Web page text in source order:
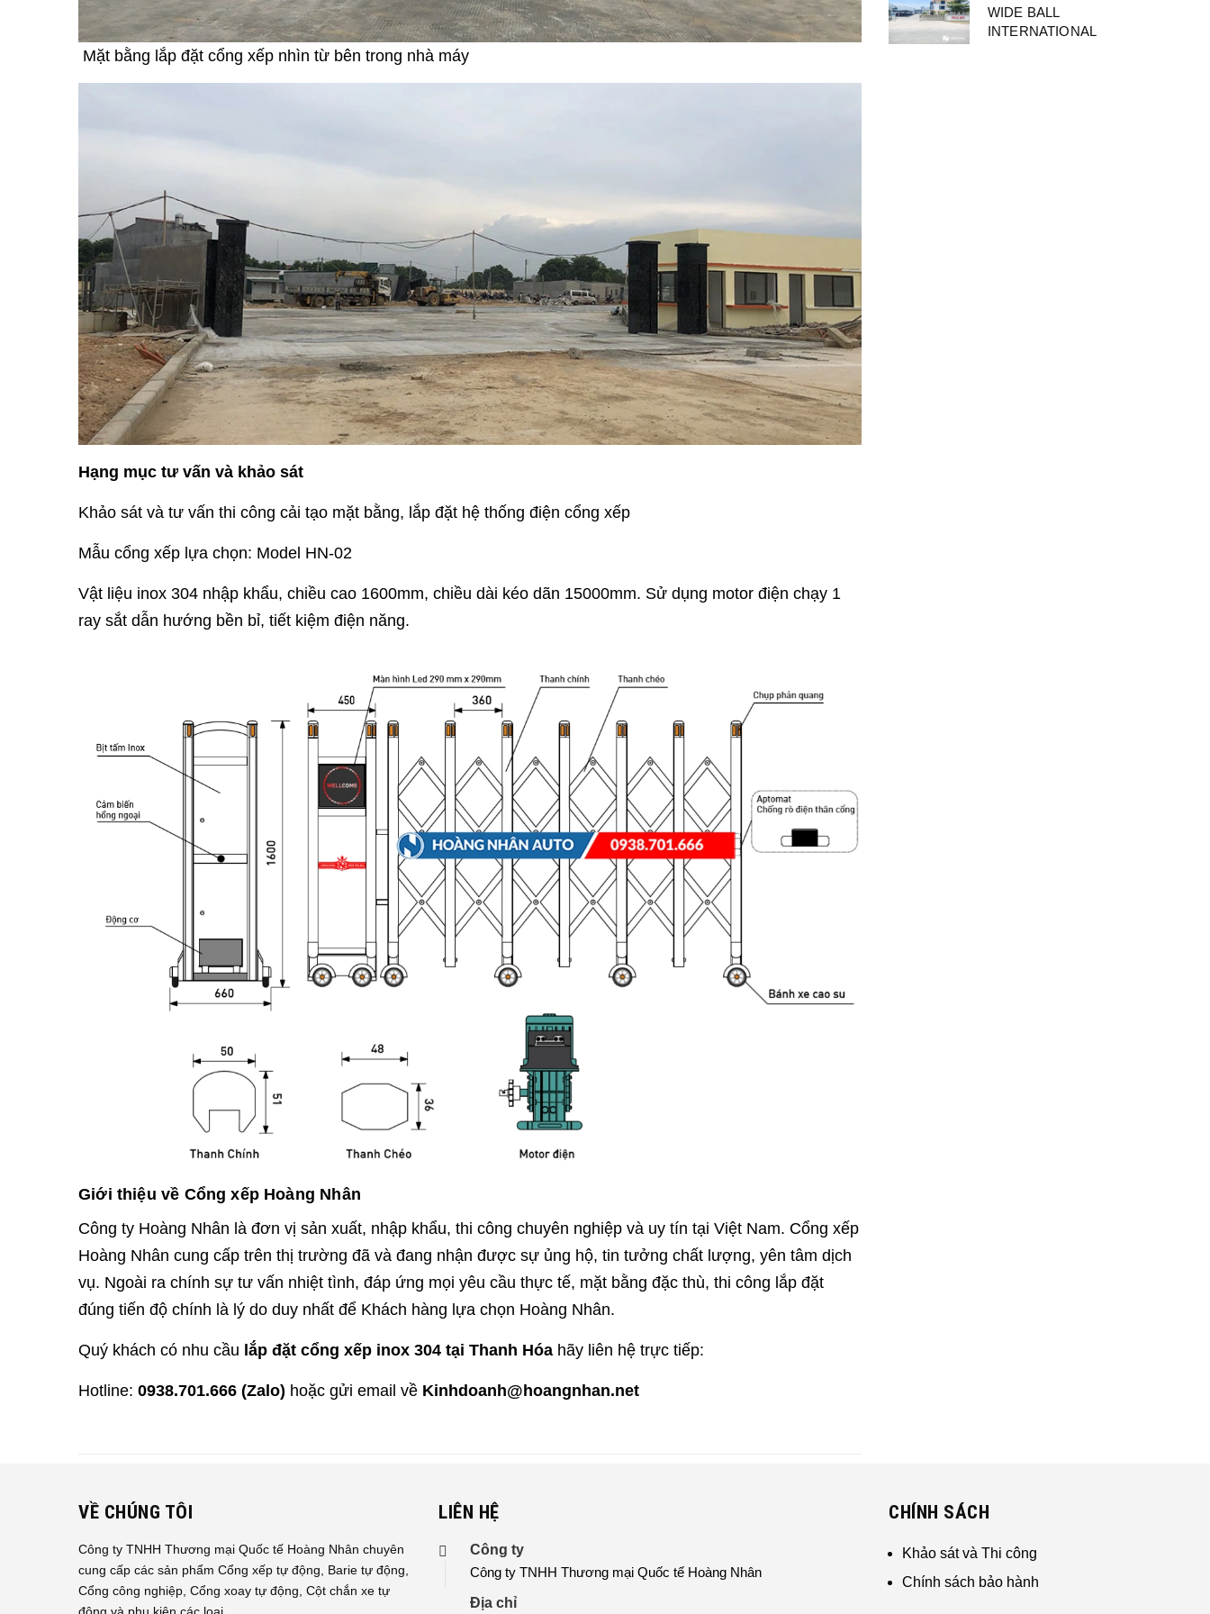
Mặt bằng lắp đặt cổng xếp nhìn từ bên trong nhà máy
Hạng mục tư vấn và khảo sát
Khảo sát và tư vấn thi công cải tạo mặt bằng, lắp đặt hệ thống điện cổng xếp
Mẫu cổng xếp lựa chọn: Model HN-02
Vật liệu inox 304 nhập khẩu, chiều cao 1600mm, chiều dài kéo dãn 15000mm. Sử dụng motor điện chạy 1
ray sắt dẫn hướng bền bỉ, tiết kiệm điện năng.
Giới thiệu về Cổng xếp Hoàng Nhân
Công ty Hoàng Nhân là đơn vị sản xuất, nhập khẩu, thi công chuyên nghiệp và uy tín tại Việt Nam. Cổng xếp
Hoàng Nhân cung cấp trên thị trường đã và đang nhận được sự ủng hộ, tin tưởng chất lượng, yên tâm dịch
vụ. Ngoài ra chính sự tư vấn nhiệt tình, đáp ứng mọi yêu cầu thực tế, mặt bằng đặc thù, thi công lắp đặt
đúng tiến độ chính là lý do duy nhất để Khách hàng lựa chọn Hoàng Nhân.
Quý khách có nhu cầu lắp đặt cổng xếp inox 304 tại Thanh Hóa hãy liên hệ trực tiếp:
Hotline: 0938.701.666 (Zalo) hoặc gửi email về Kinhdoanh@hoangnhan.net
WIDE BALL
INTERNATIONAL
VỀ CHÚNG TÔI
Công ty TNHH Thương mại Quốc tế Hoàng Nhân chuyên
cung cấp các sản phẩm Cổng xếp tự động, Barie tự động,
Cổng công nghiệp, Cổng xoay tự động, Cột chắn xe tự
LIÊN HỆ
Công ty
Công ty TNHH Thương mại Quốc tế Hoàng Nhân
Địa chỉ
CHÍNH SÁCH
Khảo sát và Thi công
Chính sách bảo hành